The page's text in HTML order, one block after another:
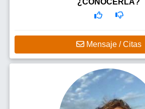
Mensaje / Citas